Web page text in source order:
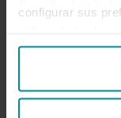
configurar sus
“Detalles”.
como cambiar el
desde nuestra
Legal promo
1)(2) Se